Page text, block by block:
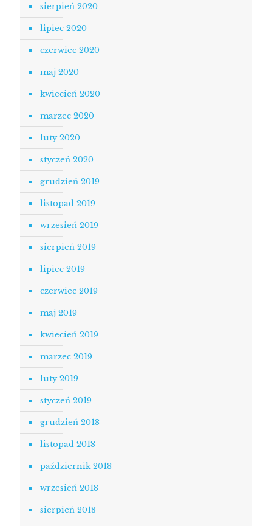
sierpień 2020
lipiec 2020
czerwiec 2020
maj 2020
kwiecień 2020
marzec 2020
luty 2020
styczeń 2020
grudzień 2019
listopad 2019
wrzesień 2019
sierpień 2019
lipiec 2019
czerwiec 2019
maj 2019
kwiecień 2019
marzec 2019
luty 2019
styczeń 2019
grudzień 2018
listopad 2018
październik 2018
wrzesień 2018
sierpień 2018